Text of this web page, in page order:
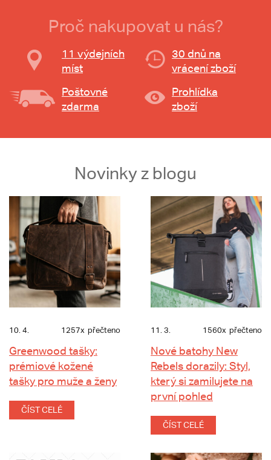
Proč nakupovat u nás?
11 výdejních
míst
30 dnů na
vrácení zboží
Poštovné
zdarma
Prohlídka
zboží
Novinky z blogu
10. 4. 1257x přečteno
Greenwood tašky:
prémiové kožené
tašky pro muže a ženy
ČÍST CELÉ
11. 3. 1560x přečteno
Nové batohy New
Rebels dorazily: Styl,
který si zamilujete na
první pohled
ČÍST CELÉ